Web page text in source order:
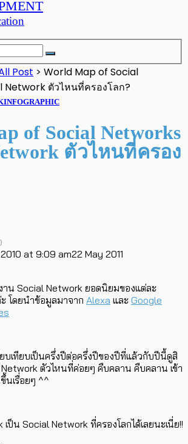
Post > World Map of Social
Network ตัวไหนที่ครองโลก?
INFOGRAPHIC
of Social Networks
ตัวไหนที่ครอง
2010 at 9:09 am22 May 2011
าน Social Network ยอดนิยมของแต่ละ
โดยนำข้อมูลมาจาก Alexa และ Google
บเทียบเป็นครึ่งปีต่อครึ่งปีของปีที่แล้วกับปีนี้ดูสิ
ตัวไหนที่ค่อยๆ คืบคลาน คืบคลาน เข้า
นเรื่อยๆ ^^
เป็น Social Network ที่ครองโลกได้เลยนะเนี่ย!!